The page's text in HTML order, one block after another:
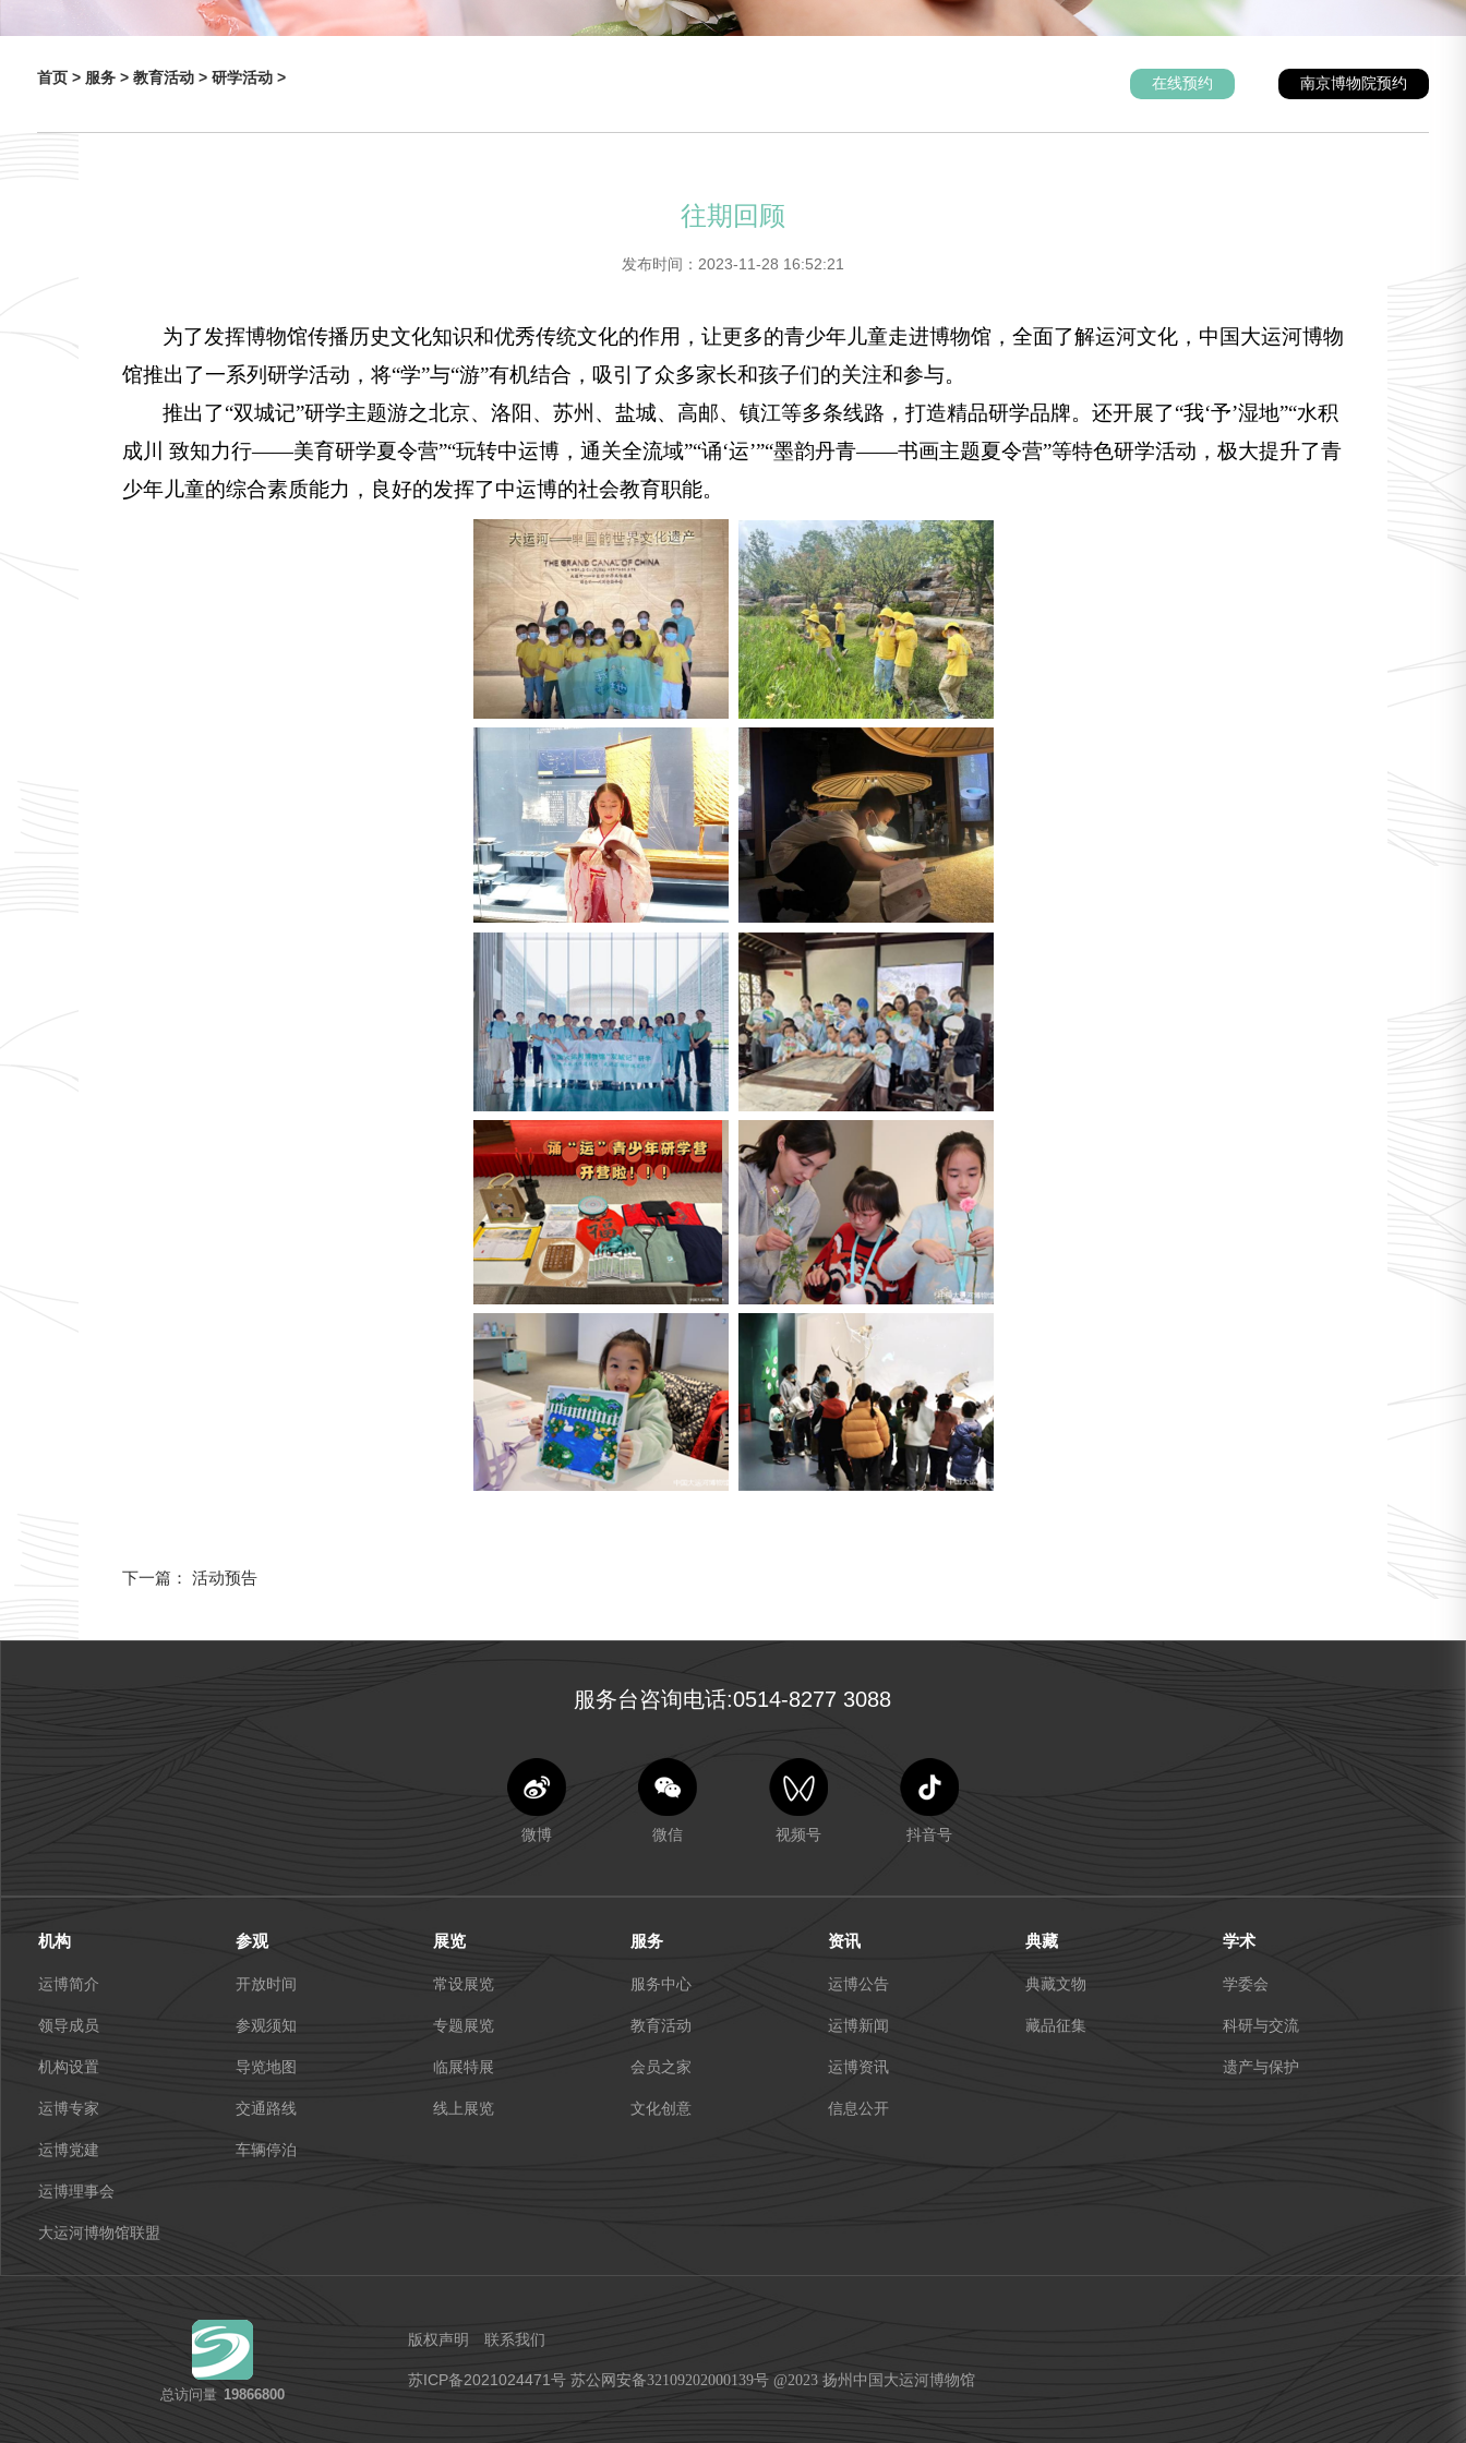
首页 > 服务 > 教育活动 > 研学活动 > 南京博物院预约
在线预约
往期回顾
发布时间：2023-11-28 16:52:21
为了发挥博物馆传播历史文化知识和优秀传统文化的作用，让更多的青少年儿童走进博物馆，全面了解运河文化，中国大运河博物
馆推出了一系列研学活动，将“学”与“游”有机结合，吸引了众多家长和孩子们的关注和参与。
推出了“双城记”研学主题游之北京、洛阳、苏州、盐城、高邮、镇江等多条线路，打造精品研学品牌。还开展了“我‘予’湿地”“水积
成川 致知力行——美育研学夏令营”“玩转中运博，通关全流域”“诵‘运’”“墨韵丹青——书画主题夏令营”等特色研学活动，极大提升了青
少年儿童的综合素质能力，良好的发挥了中运博的社会教育职能。
下一篇： 活动预告
服务台咨询电话:0514-8277 3088
微博 微信 视频号 抖音号
机构
运博简介
领导成员
机构设置
运博专家
运博党建
运博理事会
大运河博物馆联盟
参观
开放时间
参观须知
导览地图
交通路线
车辆停泊
展览
常设展览
专题展览
临展特展
线上展览
服务
服务中心
教育活动
会员之家
文化创意
资讯
运博公告
运博新闻
运博资讯
信息公开
典藏
典藏文物
藏品征集
学术
学委会
科研与交流
遗产与保护
总访问量 19866800
版权声明 联系我们
苏ICP备2021024471号苏公网安备32109202000139号 @2023 扬州中国大运河博物馆